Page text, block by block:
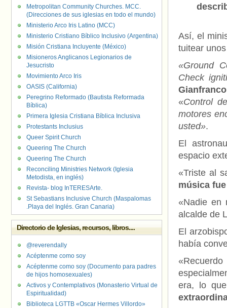
Así, el
tuitear
«Ground
Check
«Control
motores
usted».
El
espacio
«Triste al
música
«Nadie en
alcalde de
El
había
era, lo
Metropolitan Community Churches. MCC.
(Direcciones de sus iglesias en todo el mundo)
Ministerio Arco Iris Latino (MCC)
Ministerio Cristiano Bíblico Inclusivo (Argentina)
Misión Cristiana Incluyente (México)
Misioneros Anglicanos Legionarios de
Jesucristo
Movimiento Arco Iris
OASIS (California)
Peregrino Reformado (Bautista Reformada
Bíblica)
Primera Iglesia Cristiana Bíblica Inclusiva
Protestants Inclusius
Queer Spirit Church
Queering The Church
Queering The Church
Reconciling Ministries Network (Iglesia
Metodista, en inglés)
Revista- blog InTERESArte.
St Sebastians Inclusive Church (Maspalomas
.Playa del Inglés. Gran Canaria)
Directorio de Iglesias, recursos, libros....
@reverendally
Acéptenme como soy
Acéptenme como soy (Documento para padres
de hijos homosexuales)
Activos y Contemplativos (Monasterio Virtual de
Espiritualidad)
Biblioteca LGTTB «Oscar Hermes Villordo»